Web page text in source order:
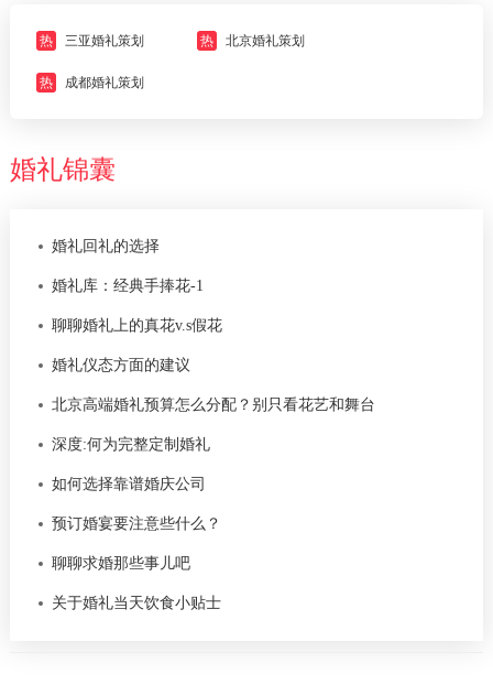
热 三亚婚礼策划 热 北京婚礼策划
热 成都婚礼策划
婚礼锦囊
婚礼回礼的选择
婚礼库：经典手捧花-1
聊聊婚礼上的真花v.s假花
婚礼仪态方面的建议
北京高端婚礼预算怎么分配？别只看花艺和舞台
深度:何为完整定制婚礼
如何选择靠谱婚庆公司
预订婚宴要注意些什么？
聊聊求婚那些事儿吧
关于婚礼当天饮食小贴士